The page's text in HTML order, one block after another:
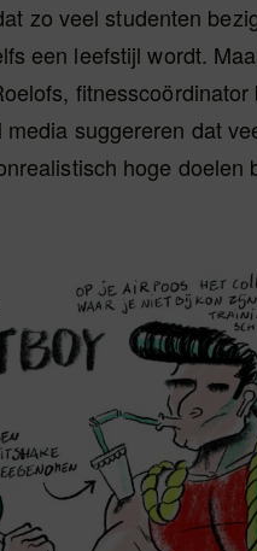
zo veel studenten
een leefstijl wordt.
fitnesscoördinator
suggereren dat
hoge doelen